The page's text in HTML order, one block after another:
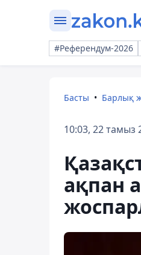
#Референдум-2026
Басты Барлық
10:03, 22 тамыз
ақпан